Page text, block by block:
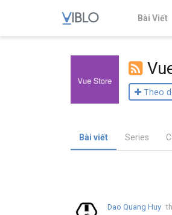
Bài Viết
Theo
Bài viết Series
Dao Quang Huy